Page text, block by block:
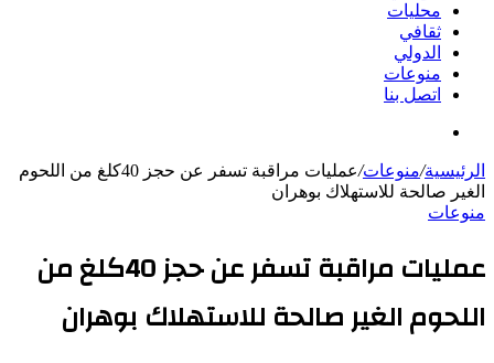
محليات
ثقافي
الدولي
منوعات
اتصل بنا
الرئيسية/منوعات/
عمليات مراقبة تسفر عن حجز 40كلغ من اللحوم
الغير صالحة للاستهلاك بوهران
منوعات
عمليات مراقبة تسفر عن حجز 40كلغ من
اللحوم الغير صالحة للاستهلاك بوهران